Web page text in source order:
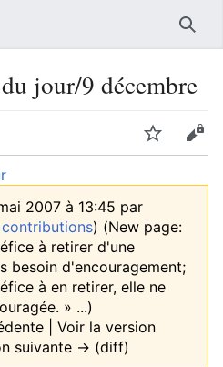
jour/9 décembre
Suivre
2007 à 13:45 par
contributions) (New page:
à retirer d'une
besoin d'encouragement;
à en retirer, elle ne
» ...)
| Voir la version
suivante → (diff)